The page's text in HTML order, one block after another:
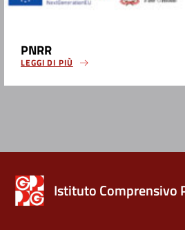
PNRR
LEGGI DI PIÙ
Istituto Comprensivo